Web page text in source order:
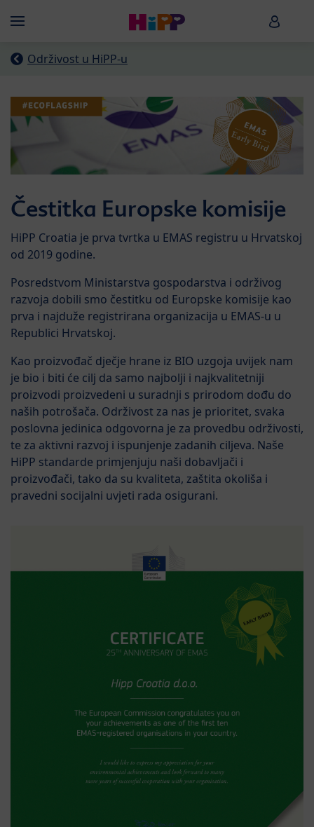
Menü HiPP
Održivost u HiPP-u
Čestitka Europske komisije
HiPP Croatia je prva tvrtka u EMAS registru u Hrvatskoj
od 2019 godine.
Posredstvom Ministarstva gospodarstva i održivog
razvoja dobili smo čestitku od Europske komisije kao
prva i najduže registrirana organizacija u EMAS-u u
Republici Hrvatskoj.
Kao proizvođač dječje hrane iz BIO uzgoja uvijek nam
je bio i biti će cilj da samo najbolji i najkvalitetniji
proizvodi proizvedeni u suradnji s prirodom dođu do
naših potrošača. Održivost za nas je prioritet, svaka
poslovna jedinica odgovorna je za provedbu održivosti,
te za aktivni razvoj i ispunjenje zadanih ciljeva. Naše
HiPP standarde primjenjuju naši dobavljači i
proizvođači, tako da su kvaliteta, zaštita okoliša i
pravedni socijalni uvjeti rada osigurani.